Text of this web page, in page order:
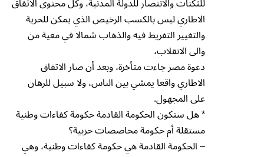
الاطاري ليس بالكسب الرخيص الذي يمكن للحرية
والتغيير التفريط فيه والذهاب شمالا في معية من
والى الانقلاب،
دعوة مصر جاءت متأخرة، وبعد أن صار الاتفاق
الاطاري واقعا يمشي بين الناس، ولا سبيل للرهان
على المجهول.
* هل ستكون الحكومة القادمة حكومة كفاءات وطنية
مستقلة أم حكومة محاصصات حزبية؟
– الحكومة القادمة هي حكومة كفاءات وطنية، وهي